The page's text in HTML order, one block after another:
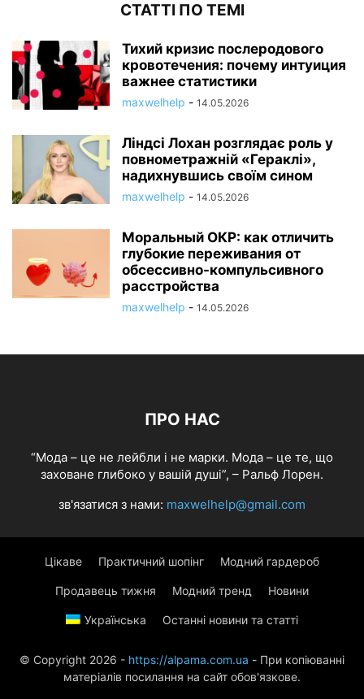
СТАТТІ ПО ТЕМІ
Тихий кризис послеродового
кровотечения: почему интуиция
важнее статистики
maxwelhelp - 14.05.2026
Ліндсі Лохан розглядає роль у
повнометражній «Гераклі»,
надихнувшись своїм сином
maxwelhelp - 14.05.2026
Моральный ОКР: как отличить
глубокие переживания от
обсессивно-компульсивного
расстройства
maxwelhelp - 14.05.2026
ПРО НАС
“Мода – це не лейбли і не марки. Мода – це те, що
заховане глибоко у вашій душі”, – Ральф Лорен.
зв'язатися з нами: maxwelhelp@gmail.com
Цікаве Практичний шопінг Модний гардероб
Продавець тижня Модний тренд Новини
Українська Останні новини та статті
© Copyright 2026 - https://alpama.com.ua - При копіюванні
матеріалів посилання на сайт обов'язкове.